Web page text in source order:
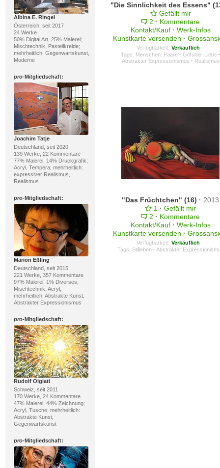
Albina E. Ringel
Österreich, seit 2017
24 Werke
50% Digital Art, 25% Malerei;
Mischtechnik, Pastellkreide;
mehrheitlich: Gegenwartskunst,
Moderne
pro-Mitgliedschaft:
Joachim Tatje
Deutschland, seit 2020
139 Werke, 22 Kommentare
77% Malerei, 14% Druckgrafik;
Acryl, Tempera; mehrheitlich:
expressiver Realismus,
Realismus
pro-Mitgliedschaft:
Marion Eßling
Deutschland, seit 2015
221 Werke, 357 Kommentare
97% Malerei, 1% Diverses;
Mischtechnik, Acryl;
mehrheitlich: Abstrakte Kunst,
Abstrakter Expressionismus
pro-Mitgliedschaft:
Rudolf Olgiati
Schweiz, seit 2011
170 Werke, 24 Kommentare
47% Malerei, 44% Zeichnung;
Acryl, Tusche; mehrheitlich:
Abstrakte Kunst,
Gegenwartskunst
pro-Mitgliedschaft:
Gefällt mir
2 · Kommentare
Kontakt/Kauf · Werk-Infos
Kunstkarte versenden ·
Verfügbarkeit: Verkäuflich
Tags: Menschen: Paare · Gefühle: Liebe ·
Abstrakter Expressionismus · Realismus
"Das Früchtchen" (16) · 2013
1 · Gefällt mir
2 · Kommentare
Kontakt/Kauf · Werk-Infos
Kunstkarte versenden ·
Verfügbarkeit: Verkäuflich
Tags: Stilleben · Abstrakter